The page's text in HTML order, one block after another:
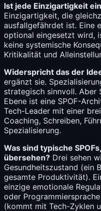
Ist jede Einzigartigkeit ein
Einzigartigkeit, die
ausfallgefährdet ist. Eine
optional eingesetzt wird,
keine systemische
Kritikalität und
Widerspricht das der
ergänzt sie.
strategisch sinnvoll. Aber
Ebene ist eine SPOF-
Tech-Leader mit einer
Coaching, Schreiben,
Spezialisierung.
Was sind typische
übersehen? Drei sehen
Gesundheitszustand (ein
gesamte Produktivität).
einzige emotionale
oder
(kommt mit Tech-Zyklen